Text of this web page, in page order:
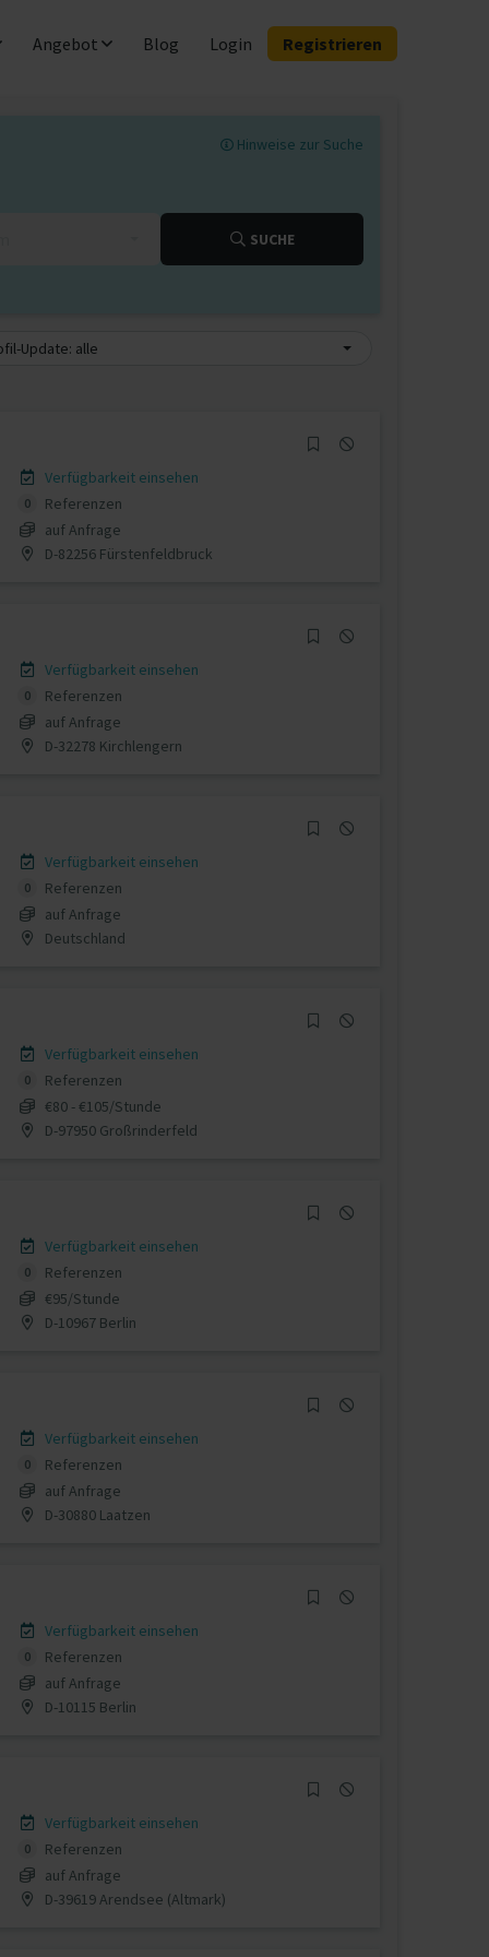
Angebot Blog Login Registrieren
Hinweise zur Suche
SUCHE
Update: alle
Verfügbarkeit einsehen
0
Referenzen
auf Anfrage
D-82256 Fürstenfeldbruck
Verfügbarkeit einsehen
0
Referenzen
auf Anfrage
D-32278 Kirchlengern
Verfügbarkeit einsehen
0
Referenzen
auf Anfrage
Deutschland
Verfügbarkeit einsehen
0
Referenzen
€80 - €105/Stunde
D-97950 Großrinderfeld
Verfügbarkeit einsehen
0
Referenzen
€95/Stunde
D-10967 Berlin
Verfügbarkeit einsehen
0
Referenzen
auf Anfrage
D-30880 Laatzen
Verfügbarkeit einsehen
0
Referenzen
auf Anfrage
D-10115 Berlin
Verfügbarkeit einsehen
0
Referenzen
auf Anfrage
D-39619 Arendsee (Altmark)